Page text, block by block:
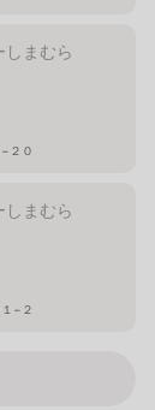
しまむら
２０
しまむら
−２